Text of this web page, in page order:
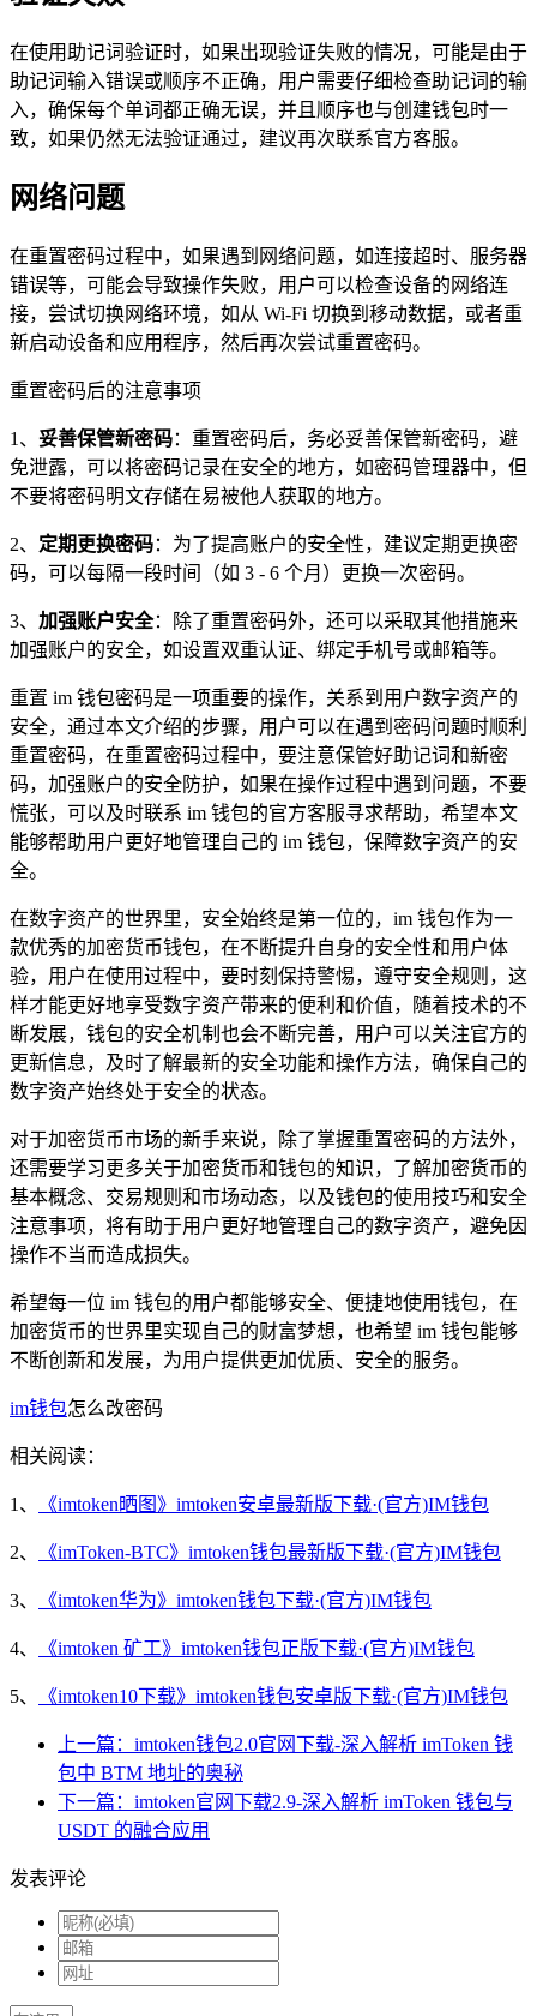
在使用助记词验证时，如果出现验证失败的情况，可能是由于
助记词输入错误或顺序不正确，用户需要仔细检查助记词的输
入，确保每个单词都正确无误，并且顺序也与创建钱包时一
致，如果仍然无法验证通过，建议再次联系官方客服。
网络问题
在重置密码过程中，如果遇到网络问题，如连接超时、服务器
错误等，可能会导致操作失败，用户可以检查设备的网络连
接，尝试切换网络环境，如从 Wi-Fi 切换到移动数据，或者重
新启动设备和应用程序，然后再次尝试重置密码。
重置密码后的注意事项
1、 妥善保管新密码：重置密码后，务必妥善保管新密码，避
免泄露，可以将密码记录在安全的地方，如密码管理器中，但
不要将密码明文存储在易被他人获取的地方。
2、 定期更换密码：为了提高账户的安全性，建议定期更换密
码，可以每隔一段时间（如 3 - 6 个月）更换一次密码。
3、 加强账户安全：除了重置密码外，还可以采取其他措施来
加强账户的安全，如设置双重认证、绑定手机号或邮箱等。
重置 im 钱包密码是一项重要的操作，关系到用户数字资产的
安全，通过本文介绍的步骤，用户可以在遇到密码问题时顺利
重置密码，在重置密码过程中，要注意保管好助记词和新密
码，加强账户的安全防护，如果在操作过程中遇到问题，不要
慌张，可以及时联系 im 钱包的官方客服寻求帮助，希望本文
能够帮助用户更好地管理自己的 im 钱包，保障数字资产的安
全。
在数字资产的世界里，安全始终是第一位的，im 钱包作为一
款优秀的加密货币钱包，在不断提升自身的安全性和用户体
验，用户在使用过程中，要时刻保持警惕，遵守安全规则，这
样才能更好地享受数字资产带来的便利和价值，随着技术的不
断发展，钱包的安全机制也会不断完善，用户可以关注官方的
更新信息，及时了解最新的安全功能和操作方法，确保自己的
数字资产始终处于安全的状态。
对于加密货币市场的新手来说，除了掌握重置密码的方法外，
还需要学习更多关于加密货币和钱包的知识，了解加密货币的
基本概念、交易规则和市场动态，以及钱包的使用技巧和安全
注意事项，将有助于用户更好地管理自己的数字资产，避免因
操作不当而造成损失。
希望每一位 im 钱包的用户都能够安全、便捷地使用钱包，在
加密货币的世界里实现自己的财富梦想，也希望 im 钱包能够
不断创新和发展，为用户提供更加优质、安全的服务。
im钱包怎么改密码
相关阅读：
1、 《imtoken晒图》imtoken安卓最新版下载·(官方)IM钱包
2、 《imToken-BTC》imtoken钱包最新版下载·(官方)IM钱包
3、 《imtoken华为》imtoken钱包下载·(官方)IM钱包
4、 《imtoken 矿工》imtoken钱包正版下载·(官方)IM钱包
5、 《imtoken10下载》imtoken钱包安卓版下载·(官方)IM钱包
上一篇：imtoken钱包2.0官网下载-深入解析 imToken 钱
包中 BTM 地址的奥秘
下一篇：imtoken官网下载2.9-深入解析 imToken 钱包与
USDT 的融合应用
发表评论